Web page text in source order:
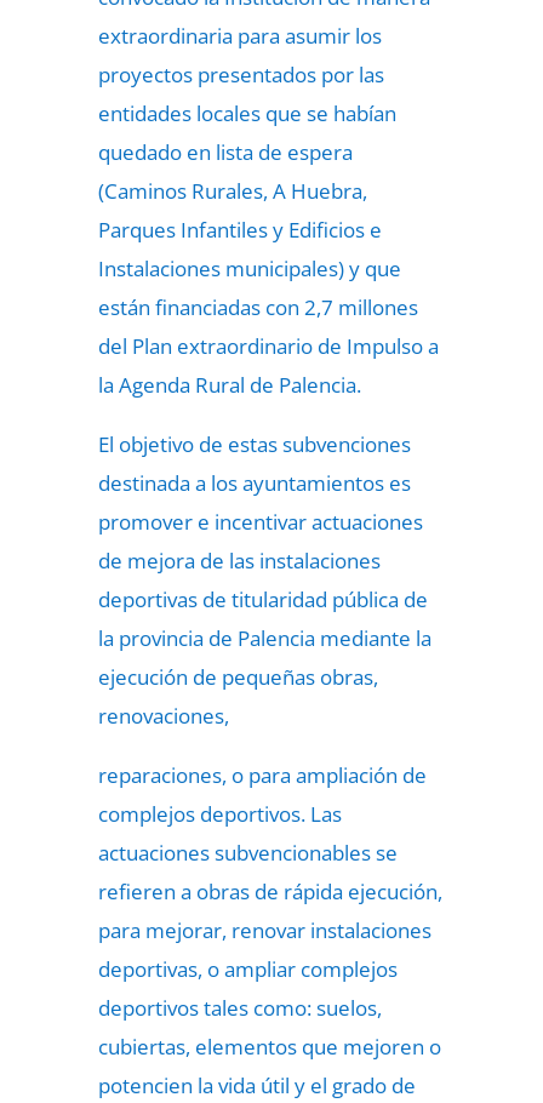
extraordinaria para asumir los
proyectos presentados por las
entidades locales que se habían
quedado en lista de espera
(Caminos Rurales, A Huebra,
Parques Infantiles y Edificios e
Instalaciones municipales) y que
están financiadas con 2,7 millones
del Plan extraordinario de Impulso a
la Agenda Rural de Palencia.
El objetivo de estas subvenciones
destinada a los ayuntamientos es
promover e incentivar actuaciones
de mejora de las instalaciones
deportivas de titularidad pública de
la provincia de Palencia mediante la
ejecución de pequeñas obras,
renovaciones,
reparaciones, o para ampliación de
complejos deportivos. Las
actuaciones subvencionables se
refieren a obras de rápida ejecución,
para mejorar, renovar instalaciones
deportivas, o ampliar complejos
deportivos tales como: suelos,
cubiertas, elementos que mejoren o
potencien la vida útil y el grado de